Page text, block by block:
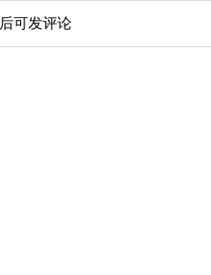
后可发评论